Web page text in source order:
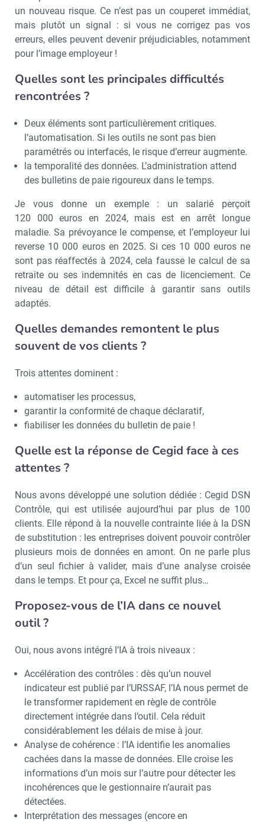
un nouveau risque. Ce n’est pas un couperet immédiat,
mais plutôt un signal : si vous ne corrigez pas vos
erreurs, elles peuvent devenir préjudiciables, notamment
pour l’image employeur !
Quelles sont les principales difficultés
rencontrées ?
Deux éléments sont particulièrement critiques.
l’automatisation. Si les outils ne sont pas bien
paramétrés ou interfacés, le risque d’erreur augmente.
la temporalité des données. L’administration attend
des bulletins de paie rigoureux dans le temps.
Je vous donne un exemple : un salarié perçoit
120 000 euros en 2024, mais est en arrêt longue
maladie. Sa prévoyance le compense, et l’employeur lui
reverse 10 000 euros en 2025. Si ces 10 000 euros ne
sont pas réaffectés à 2024, cela fausse le calcul de sa
retraite ou ses indemnités en cas de licenciement. Ce
niveau de détail est difficile à garantir sans outils
adaptés.
Quelles demandes remontent le plus
souvent de vos clients ?
Trois attentes dominent :
automatiser les processus,
garantir la conformité de chaque déclaratif,
fiabiliser les données du bulletin de paie !
Quelle est la réponse de Cegid face à ces
attentes ?
Nous avons développé une solution dédiée : Cegid DSN
Contrôle, qui est utilisée aujourd’hui par plus de 100
clients. Elle répond à la nouvelle contrainte liée à la DSN
de substitution : les entreprises doivent pouvoir contrôler
plusieurs mois de données en amont. On ne parle plus
d’un seul fichier à valider, mais d’une analyse croisée
dans le temps. Et pour ça, Excel ne suffit plus…
Proposez-vous de l’IA dans ce nouvel
outil ?
Oui, nous avons intégré l’IA à trois niveaux :
Accélération des contrôles : dès qu’un nouvel
indicateur est publié par l’URSSAF, l’IA nous permet de
le transformer rapidement en règle de contrôle
directement intégrée dans l’outil. Cela réduit
considérablement les délais de mise à jour.
Analyse de cohérence : l’IA identifie les anomalies
cachées dans la masse de données. Elle croise les
informations d’un mois sur l’autre pour détecter les
incohérences que le gestionnaire n’aurait pas
détectées.
Interprétation des messages (encore en